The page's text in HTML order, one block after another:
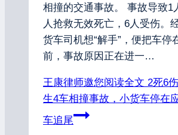
相撞的交通事故。 事故导致1
人抢救无效死亡，6人受伤。
货车司机想“解手”，便把车停
前，事故原因正在进一…
王康律师邀您阅读全文 2死6
生4车相撞事故，小货车停在
车追尾